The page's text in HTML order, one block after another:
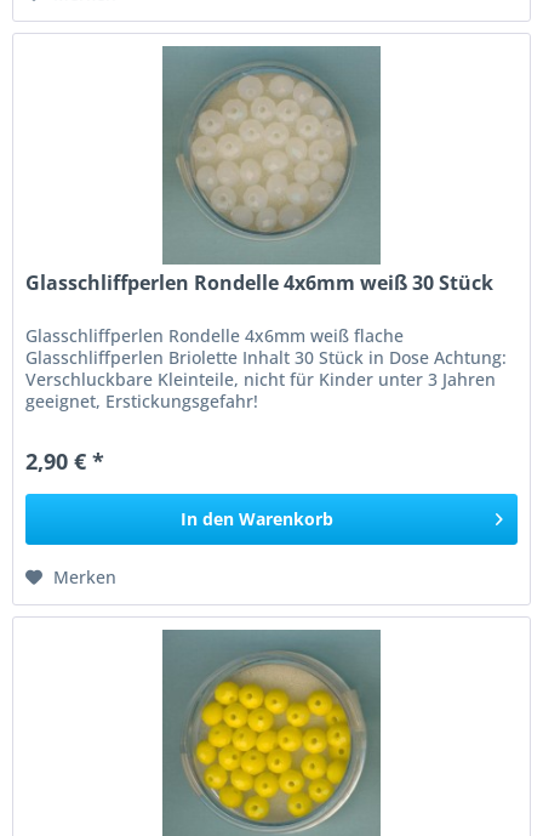
Glasschliffperlen Rondelle 4x6mm weiß 30 Stück
Glasschliffperlen Rondelle 4x6mm weiß flache
Glasschliffperlen Briolette Inhalt 30 Stück in Dose Achtung:
Verschluckbare Kleinteile, nicht für Kinder unter 3 Jahren
geeignet, Erstickungsgefahr!
2,90 € *
In den Warenkorb
Merken